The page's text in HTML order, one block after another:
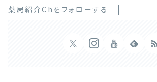
薬局紹介Chをフォローする